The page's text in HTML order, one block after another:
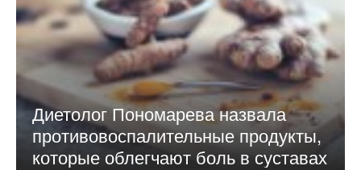
Диетолог Пономарева назвала
противовоспалительные продукты,
которые облегчают боль в суставах